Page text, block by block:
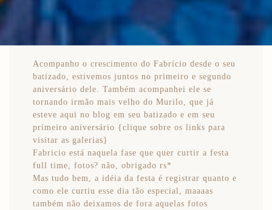
Acompanho o crescimento do Fabrício desde o seu
batizado, estivemos juntos no primeiro e segundo
aniversário dele. Também acompanhei ele se
tornando irmão mais velho do Murilo, que já
esteve aqui no blog em seu batizado e em seu
primeiro aniversário {clique sobre os links para
visitar as galerias}
Fabricio está naquela fase que quer curtir a festa
full time, fotos? não, obrigado rs*
Mas tudo bem, a idéia da festa é registrar quanto e
como ele curtiu esse dia tão especial, maaaas
também não deixamos de fora aquelas fotos